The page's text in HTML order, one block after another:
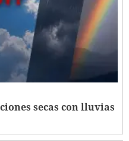
secas con lluvias